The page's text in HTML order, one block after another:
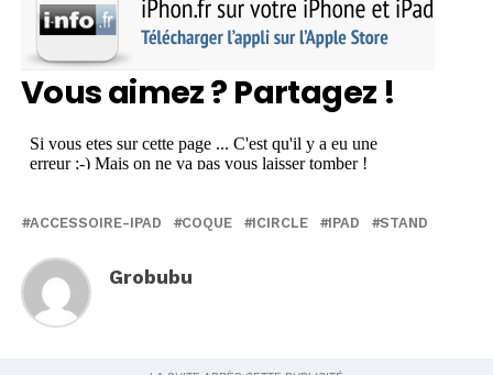
Vous aimez ? Partagez !
ACCESSOIRE-IPAD COQUE ICIRCLE IPAD STAND
Grobubu